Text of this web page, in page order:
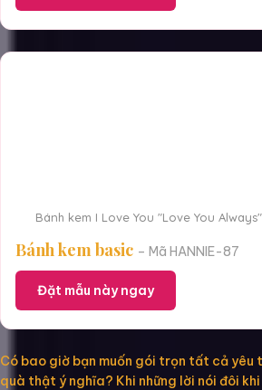
Bánh kem I Love You "Love You
Bánh kem basic – Mã HANNIE-87
Đặt mẫu này ngay
Có bao giờ bạn muốn gói trọn tất cả yêu
quà thật ý nghĩa? Khi những lời nói đôi